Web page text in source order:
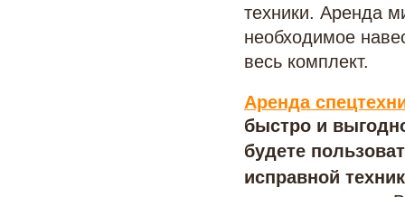
техники. Аренда
необходимое
весь комплект.
Аренда
быстро и
будете
исправной